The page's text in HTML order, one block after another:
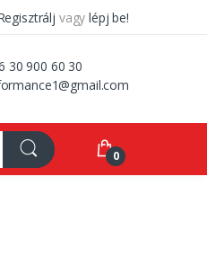
vagy lépj be!
30 900 60 30
0